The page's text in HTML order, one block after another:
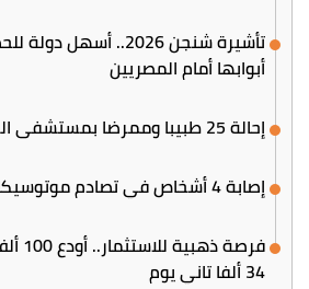
تأشيرة شنجن 2026..
أبوابها أمام المصريين
إحالة 25 طبيبا وممرضا بمستشفى السادات إلى التحقيق
إصابة 4 أشخاص في تصادم موتوسيكلين بالأقصر
34 ألفا تاني يوم